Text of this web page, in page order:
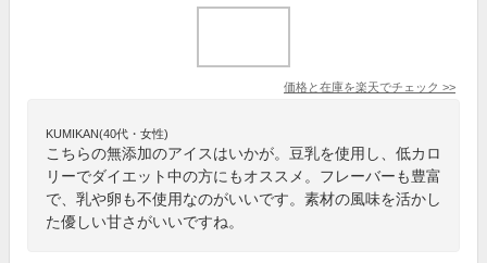
価格と在庫を楽天でチェック >>
KUMIKAN(40代・女性)
こちらの無添加のアイスはいかが。豆乳を使用し、低カロ
リーでダイエット中の方にもオススメ。フレーバーも豊富
で、乳や卵も不使用なのがいいです。素材の風味を活かし
た優しい甘さがいいですね。